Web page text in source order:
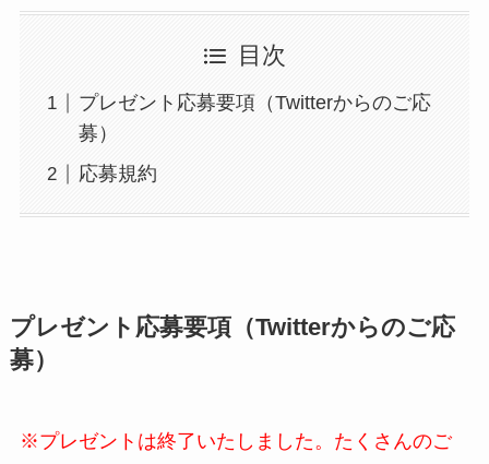
目次
プレゼント応募要項（Twitterからのご応
募）
応募規約
プレゼント応募要項（Twitterからのご応
募）
※プレゼントは終了いたしました。たくさんのご